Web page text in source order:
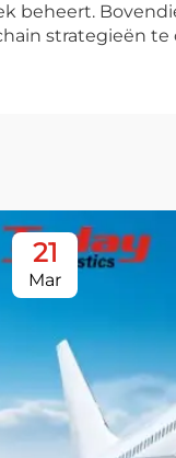
beheert.
strategieën te
21
Mar